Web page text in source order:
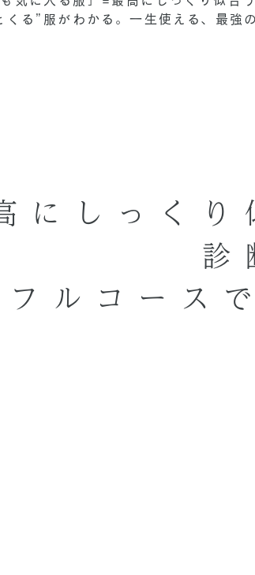
る”服がわかる。一生使える、最強
にしっく
診
フルコース